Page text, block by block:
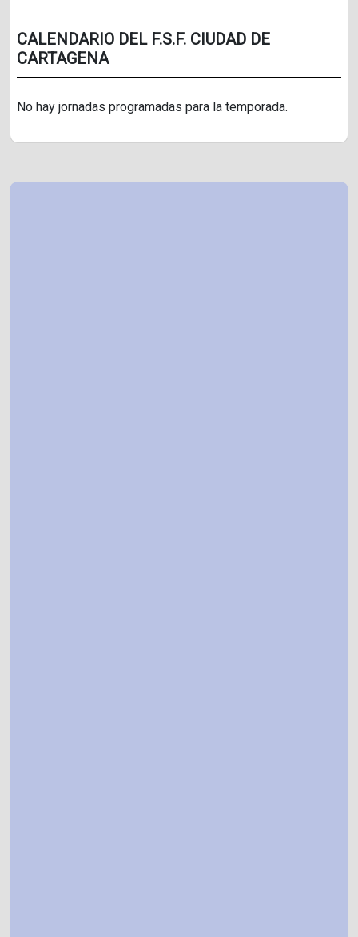
CALENDARIO DEL F.S.F. CIUDAD DE
CARTAGENA
No hay jornadas programadas para la temporada.